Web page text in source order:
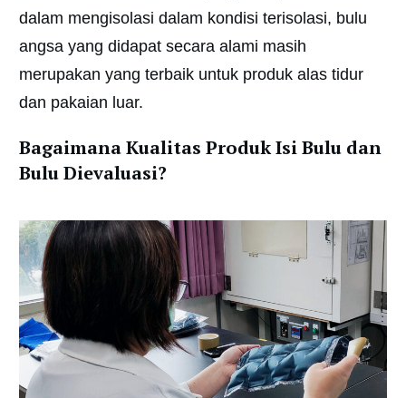
dalam mengisolasi dalam kondisi terisolasi, bulu
angsa yang didapat secara alami masih
merupakan yang terbaik untuk produk alas tidur
dan pakaian luar.
Bagaimana Kualitas Produk Isi Bulu dan
Bulu Dievaluasi?